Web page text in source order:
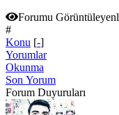
Forumu
#
Konu [-]
Yorumlar
Okunma
Son Yorum
Forum Duyuruları